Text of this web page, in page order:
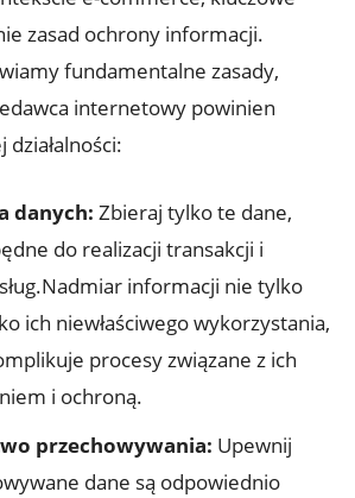
zasad ochrony informacji.
fundamentalne zasady,
internetowy powinien
danych: Zbieraj tylko te dane,
do realizacji transakcji i
informacji nie tylko
ich niewłaściwego wykorzystania,
procesy związane z ich
i ochroną.
przechowywania: Upewnij
dane są odpowiednio